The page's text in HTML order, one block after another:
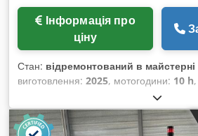
ціну
Стан: відремонтований в
виготовлення: 2025, мотогодини: 10 h
, діапазон
200 мм, діапазон вимірювання по осі
вимірювання осі Z:200 мм , строк